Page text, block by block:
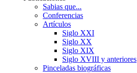
Sabias que...
Conferencias
Artículos
Siglo XXI
Siglo XX
Siglo XIX
Siglo XVIII y anteriores
Pinceladas biográficas